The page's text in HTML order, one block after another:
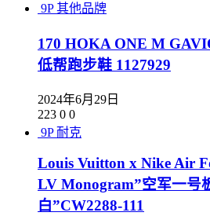
9P 其他品牌
170 HOKA ONE M
低帮跑步鞋 1127929
2024年6月29日
223 0 0
9P 耐克
Louis Vuitton x Nike Air
LV Monogram”空军一号
白”CW2288-111